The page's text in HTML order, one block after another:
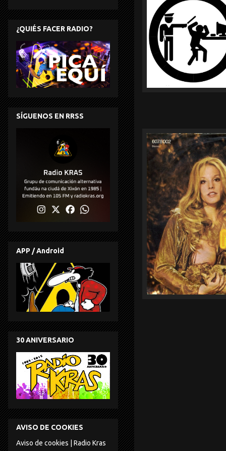
¿QUIÉS FACER RADIO?
SÍGUENOS EN RRSS
APP / Android
30 ANIVERSARIO
AVISO DE COOKIES
Aviso de cookies | Radio Kras